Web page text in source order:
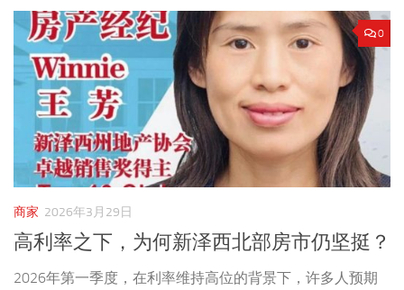
0
商家 2026年3月29日
高利率之下，为何新泽西北部房市仍坚挺？
2026年第一季度，在利率维持高位的背景下，许多人预期